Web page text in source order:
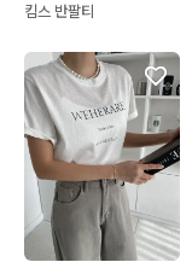
킴스 반팔티